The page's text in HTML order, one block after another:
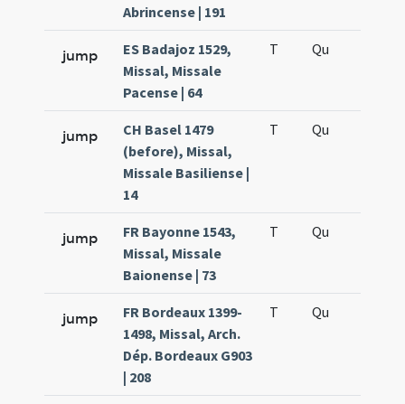
Abrincense | 191
jump
ES Badajoz 1529,
Missal, Missale
Pacense | 64
T Qu
jump
CH Basel 1479
(before), Missal,
Missale Basiliense |
14
T Qu
jump
FR Bayonne 1543,
Missal, Missale
Baionense | 73
T Qu
jump
FR Bordeaux 1399-
1498, Missal, Arch.
Dép. Bordeaux G903
| 208
T Qu